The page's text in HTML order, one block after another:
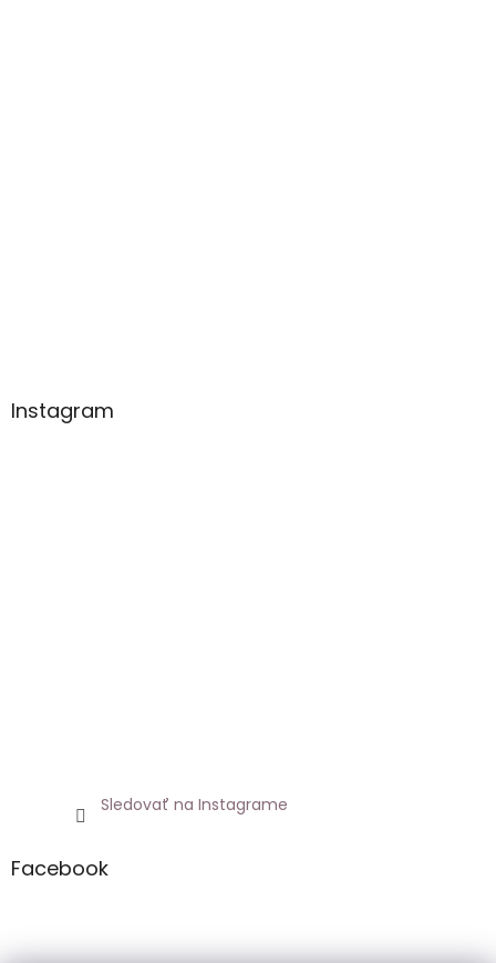
Instagram
Sledovať na Instagrame
Facebook